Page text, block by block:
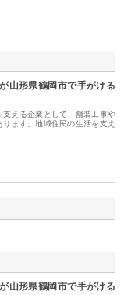
山形県鶴岡市で手がける
える企業として、舗装工事や
ます。地域住民の生活を支え
山形県鶴岡市で手がける